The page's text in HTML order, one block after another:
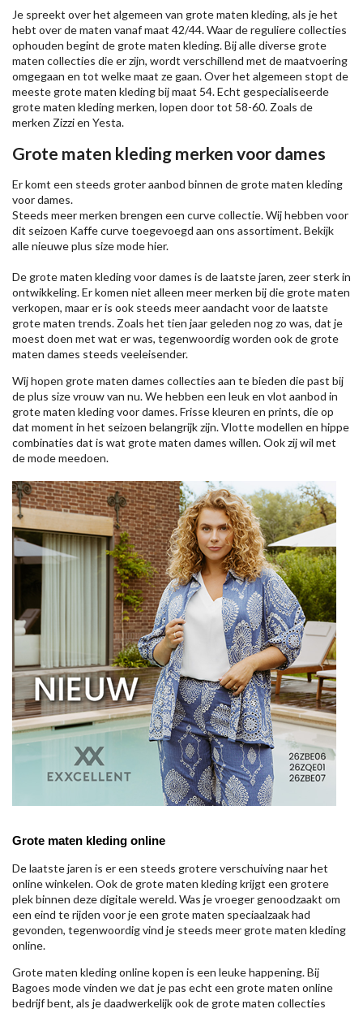
Je spreekt over het algemeen van grote maten kleding, als je het
hebt over de maten vanaf maat 42/44. Waar de reguliere collecties
ophouden begint de grote maten kleding. Bij alle diverse grote
maten collecties die er zijn, wordt verschillend met de maatvoering
omgegaan en tot welke maat ze gaan. Over het algemeen stopt de
meeste grote maten kleding bij maat 54. Echt gespecialiseerde
grote maten kleding merken, lopen door tot 58-60. Zoals de
merken Zizzien Yesta.
Grote maten kleding merken voor dames
Er komt een steeds groter aanbod binnen de grote maten kleding
voor dames.
Steeds meer merken brengen een curve collectie. Wij hebben voor
dit seizoen Kaffecurve toegevoegd aan ons assortiment. Bekijk
alle nieuweplus size modehier.
De grote maten kleding voor dames is de laatste jaren, zeer sterk in
ontwikkeling. Er komen niet alleen meer merken bij die grote maten
verkopen, maar er is ook steeds meer aandacht voor de laatste
grote maten trends. Zoals het tien jaar geleden nog zo was, dat je
moest doen met wat er was, tegenwoordig worden ook de grote
maten dames steeds veeleisender.
Wij hopen grote maten dames collecties aan te bieden die past bij
de plus size vrouw van nu. We hebben een leuk en vlot aanbod in
grote maten kleding voor dames. Frisse kleuren en prints, die op
dat moment in het seizoen belangrijk zijn. Vlotte modellen en hippe
combinaties dat is wat grote maten dames willen. Ook zij wil met
de mode meedoen.
Grote maten kleding online
De laatste jaren is er een steeds grotere verschuiving naar het
online winkelen. Ook de grote maten kleding krijgt een grotere
plek binnen deze digitale wereld. Was je vroeger genoodzaakt om
een eind te rijden voor je een grote maten speciaalzaak had
gevonden, tegenwoordig vind je steeds meer grote maten kleding
online.
Grote maten kleding online kopen is een leuke happening. Bij
Bagoes mode vinden we dat je pas echt een grote maten online
bedrijf bent, als je daadwerkelijk ook de grote maten collecties